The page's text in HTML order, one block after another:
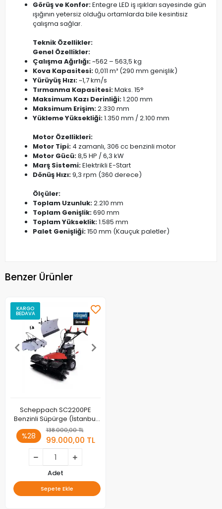
Görüş ve Konfor:Entegre LED iş ışıkları sayesinde gün
ışığının yetersiz olduğu ortamlarda bile kesintisiz
çalışma sağlar.
Teknik Özellikler:
Genel Özellikler:
Çalışma Ağırlığı:~562 – 563,5 kg
Kova Kapasitesi:0,011 m³ (290 mm genişlik)
Yürüyüş Hızı:~1,7 km/s
Tırmanma Kapasitesi:Maks. 15°
Maksimum Kazı Derinliği:1.200 mm
Maksimum Erişim:2.330 mm
Yükleme Yüksekliği:1.350 mm / 2.100 mm
Motor Özellikleri:
Motor Tipi: 4 zamanlı, 306 cc benzinli motor
Motor Gücü:8,5 HP / 6,3 kW
Marş Sistemi:Elektrikli E-Start
Dönüş Hızı:9,3 rpm (360 derece)
Ölçüler:
Toplam Uzunluk:2.210 mm
Toplam Genişlik:690 mm
Toplam Yükseklik:1.585 mm
Palet Genişliği:150 mm (Kauçuk paletler)
Benzer Ürünler
KARGO
BEDAVA
Scheppach SC2200PE
Benzinli Süpürge (İstanbul
İçi Teslimat)
%28
138.000,00 TL
99.000,00 TL
Adet
Sepete Ekle